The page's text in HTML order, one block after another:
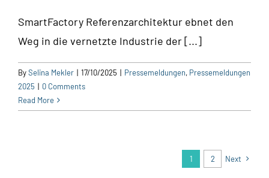
SmartFactory Referenzarchitektur ebnet den
Weg in die vernetzte Industrie der [...]
BySelina Mekler | 17/10/2025 | Pressemeldungen, Pressemeldungen
2025 | 0 Comments
Read More
1 2 Next